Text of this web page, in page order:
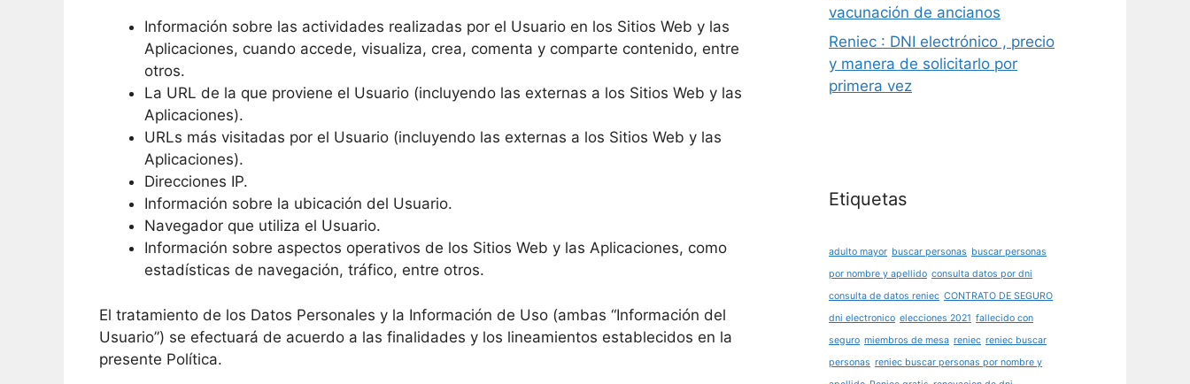
Información sobre las actividades realizadas por el Usuario en los Sitios Web y las
Aplicaciones, cuando accede, visualiza, crea, comenta y comparte contenido, entre
otros.
La URL de la que proviene el Usuario (incluyendo las externas a los Sitios Web y las
Aplicaciones).
URLs más visitadas por el Usuario (incluyendo las externas a los Sitios Web y las
Aplicaciones).
Direcciones IP.
Información sobre la ubicación del Usuario.
Navegador que utiliza el Usuario.
Información sobre aspectos operativos de los Sitios Web y las Aplicaciones, como
estadísticas de navegación, tráfico, entre otros.
El tratamiento de los Datos Personales y la Información de Uso (ambas “Información del
Usuario”) se efectuará de acuerdo a las finalidades y los lineamientos establecidos en la
presente Política.
vacunación de ancianos
Reniec : DNI electrónico , precio
y manera de solicitarlo por
primera vez
Etiquetas
adulto mayor buscar personas buscar personas
por nombre y apellido consulta datos por dni
consulta de datos reniec CONTRATO DE SEGURO
dni electronico elecciones 2021 fallecido con
seguro miembros de mesa reniec reniec buscar
personas reniec buscar personas por nombre y